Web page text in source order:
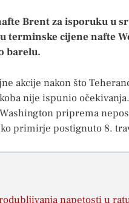
Brent za isporuku u
terminske cijene nafte
barelu.
akcije nakon što
nije ispunio
priprema
primirje postignuto 8.
napetosti u